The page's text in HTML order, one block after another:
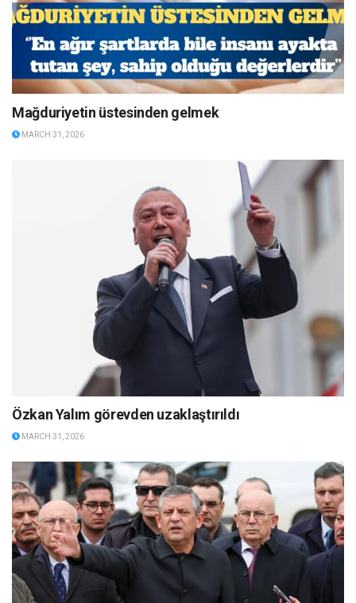
Mağduriyetin üstesinden gelmek
MARCH 31, 2026
Özkan Yalım görevden uzaklaştırıldı
MARCH 31, 2026